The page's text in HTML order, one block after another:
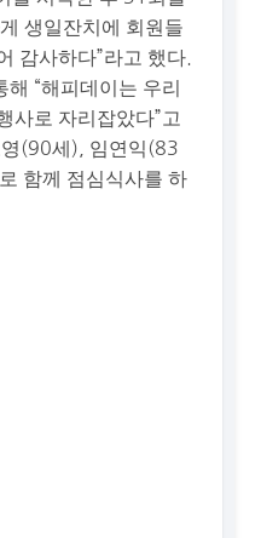
생일잔치에 회원들
감사하다”라고 했다.
“해피데이는 우리
사로 자리잡았다”고
(90세), 임연익(83
함께 점심식사를 하